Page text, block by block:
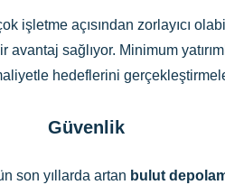
açısından zorlayıcı
sağlıyor. Minimum
hedeflerini
Güvenlik
son yıllarda artan bulut